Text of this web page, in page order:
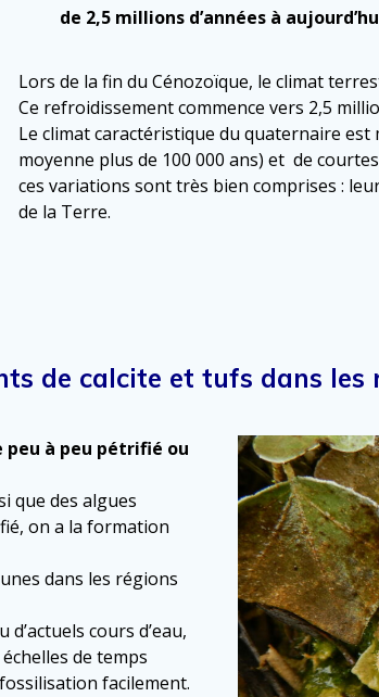
de 2,5 millions d’années à
Lors de la fin du Cénozoïque, le climat
Ce refroidissement commence vers 2,5
Le climat caractéristique du quaternaire
moyenne plus de 100 000 ans) et de
ces variations sont très bien comprises :
de la Terre.
de calcite et tufs dans les
peu à peu pétrifié ou
que des algues
on a la formation
dans les régions
cours d’eau,
de temps
facilement.